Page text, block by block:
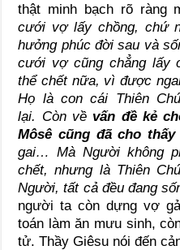
thật minh bạch rõ ràng
cưới vợ lấy chồng, chứ
hưởng phúc đời sau và
cưới vợ cũng chẳng lấy
thể chết nữa, vì được
Họ là con cái Thiên
lại. Còn về vấn đề kẻ
Môsê cũng đã cho thấy
gai… Mà Người không
chết, nhưng là Thiên
Người, tất cả đều đang
người ta còn dựng vợ
toán làm ăn mưu sinh,
tử. Thầy Giêsu nói đến